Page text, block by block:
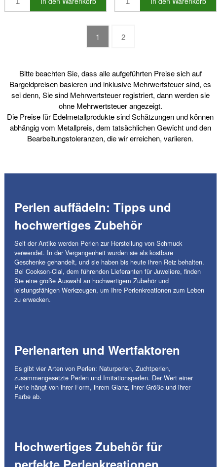
1 2
Bitte beachten Sie, dass alle aufgeführten Preise sich auf
Bargeldpreisen basieren und inklusive Mehrwertsteuer sind, es
sei denn, Sie sind Mehrwertsteuer registriert, dann werden sie
ohne Mehrwertsteuer angezeigt.
Die Preise für Edelmetallprodukte sind Schätzungen und können
abhängig vom Metallpreis, dem tatsächlichen Gewicht und den
Bearbeitungstoleranzen, die wir erreichen, variieren.
Perlen auffädeln: Tipps und
hochwertiges Zubehör
Seit der Antike werden Perlen zur Herstellung von Schmuck
verwendet. In der Vergangenheit wurden sie als kostbare
Geschenke gehandelt, und sie haben bis heute ihren Reiz behalten.
Bei Cookson-Clal, dem führenden Lieferanten für Juweliere, finden
Sie eine große Auswahl an hochwertigem Zubehör und
leistungsfähigen Werkzeugen, um Ihre Perlenkreationen zum Leben
zu erwecken.
Perlenarten und Wertfaktoren
Es gibt vier Arten von Perlen: Naturperlen, Zuchtperlen,
zusammengesetzte Perlen und Imitationsperlen. Der Wert einer
Perle hängt von ihrer Form, ihrem Glanz, ihrer Größe und ihrer
Farbe ab.
Hochwertiges Zubehör für